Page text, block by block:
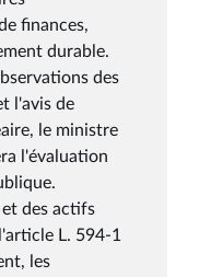
finances,
durable.
des
l'avis de
le ministre
l'évaluation
des actifs
L. 594-1
les